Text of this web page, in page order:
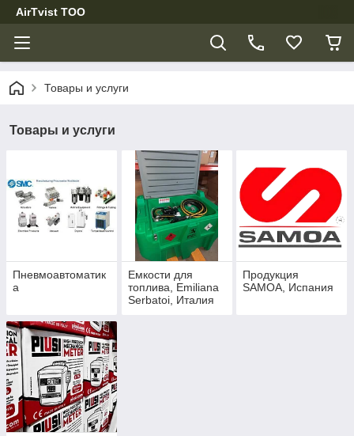
AirTvist TOO
Товары и услуги
Товары и услуги
Пневмоавтоматик
а
Емкости для
топлива, Emiliana
Serbatoi, Италия
Продукция
SAMOA, Испания